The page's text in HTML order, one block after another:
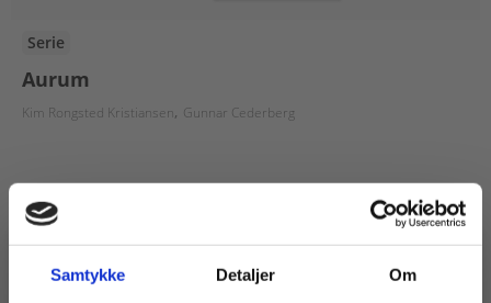
Samtykke Detaljer Om
Serie
Aurum
Kim Rongsted Kristiansen Gunnar Cederberg
Fra
115,00 KR.